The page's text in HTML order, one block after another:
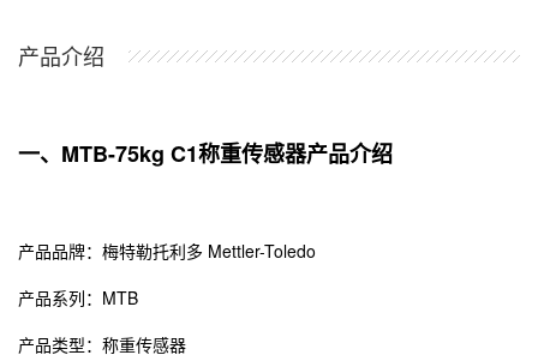
产品介绍
一、MTB-75kg C1称重传感器产品介绍
产品品牌： 梅特勒托利多 Mettler-Toledo
产品系列：MTB
产品类型：称重传感器